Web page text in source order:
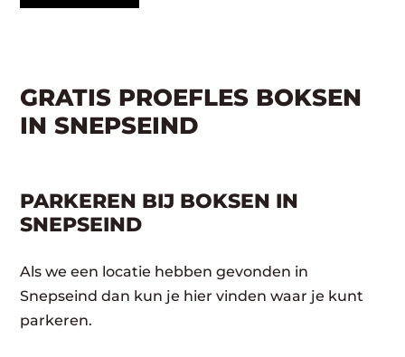
GRATIS PROEFLES BOKSEN
IN SNEPSEIND
PARKEREN BIJ BOKSEN IN
SNEPSEIND
Als we een locatie hebben gevonden in
Snepseind dan kun je hier vinden waar je kunt
parkeren.